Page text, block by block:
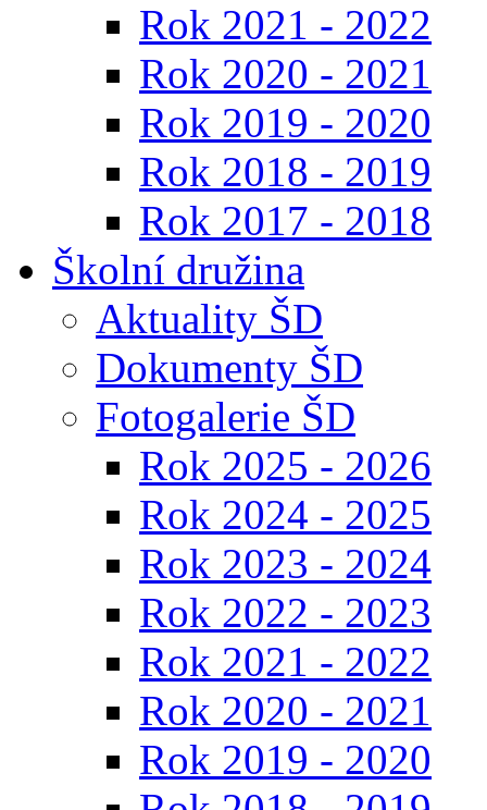
Rok 2021 - 2022
Rok 2020 - 2021
Rok 2019 - 2020
Rok 2018 - 2019
Rok 2017 - 2018
Školní družina
Aktuality ŠD
Dokumenty ŠD
Fotogalerie ŠD
Rok 2025 - 2026
Rok 2024 - 2025
Rok 2023 - 2024
Rok 2022 - 2023
Rok 2021 - 2022
Rok 2020 - 2021
Rok 2019 - 2020